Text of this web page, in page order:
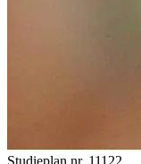
Studieplan nr. 11122